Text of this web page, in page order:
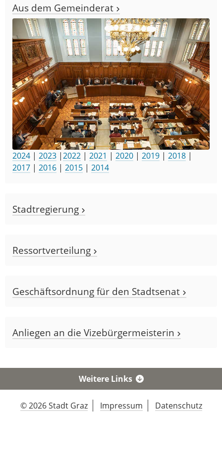
Aus dem Gemeinderat
2024 | 2023 |2022 | 2021 | 2020 | 2019 | 2018 |
2017 | 2016 | 2015 | 2014
Stadtregierung
Ressortverteilung
Geschäftsordnung für den Stadtsenat
Anliegen an die Vizebürgermeisterin
Weitere Links
© 2026 Stadt Graz Impressum Datenschutz